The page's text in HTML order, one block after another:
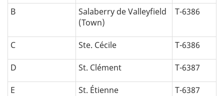
B
Salaberry de Valleyfield
(Town)
T-6386
C Ste. Cécile T-6386
D St. Clément T-6387
E St. Étienne T-6387